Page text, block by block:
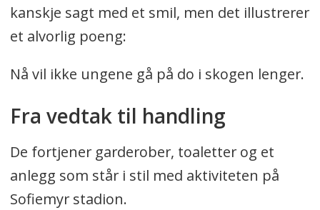
kanskje sagt med et smil, men det illustrerer
et alvorlig poeng:
Nå vil ikke ungene gå på do i skogen lenger.
Fra vedtak til handling
De fortjener garderober, toaletter og et
anlegg som står i stil med aktiviteten på
Sofiemyr stadion.